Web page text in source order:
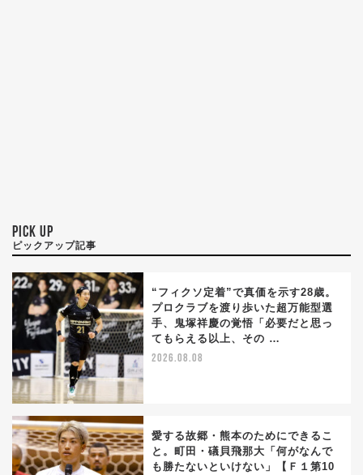
PICK UP
ピックアップ記事
“フィクソ定着”で真価を示す28歳。
プロクラブを渡り歩いた超万能型選
手、鬼塚祥慶の覚悟「必要だと思っ
てもらえる以上、その …
2026.08.08
愛する故郷・熊本のためにできるこ
と。町田・礒貝飛那大「何がなんで
も勝たないといけない」【Ｆ１第10